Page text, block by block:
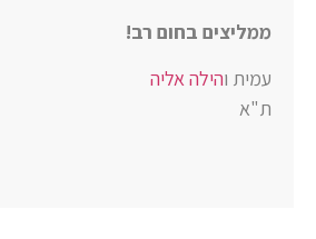
ממליצים בחום רב!
עמית והילה אליה
ת"א